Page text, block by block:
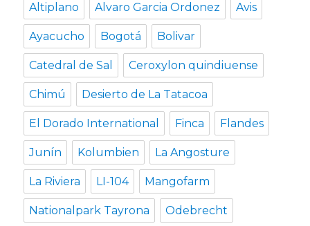
Altiplano Alvaro Garcia Ordonez Avis
Ayacucho Bogotá Bolivar
Catedral de Sal Ceroxylon quindiuense
Chimú Desierto de La Tatacoa
El Dorado International Finca Flandes
Junín Kolumbien La Angosture
La Riviera LI-104 Mangofarm
Nationalpark Tayrona Odebrecht